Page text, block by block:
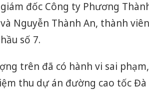
đốc Công ty Phương
Nguyễn Thành An, thành
số 7.
trên đã có hành vi sai
thu dự án đường cao tốc Đà